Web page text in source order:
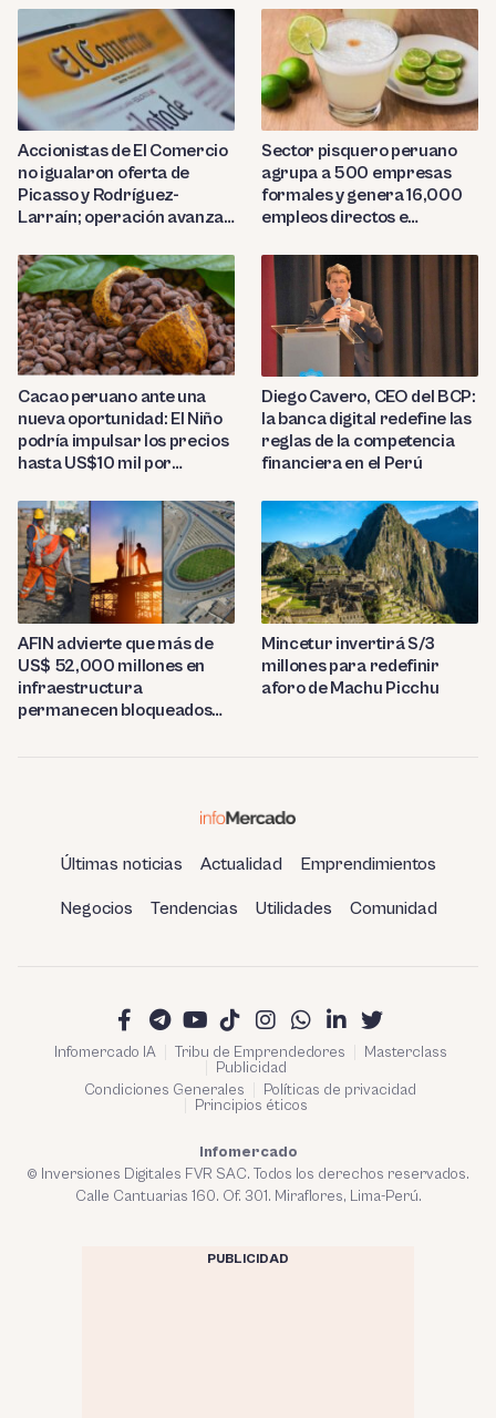
Accionistas de El Comercio
no igualaron oferta de
Picasso y Rodríguez-
Larraín; operación avanza
Sector pisquero peruano
agrupa a 500 empresas
formales y genera 16,000
empleos directos e
Cacao peruano ante una
nueva oportunidad: El Niño
podría impulsar los precios
hasta US$10 mil por
Diego Cavero, CEO del BCP:
la banca digital redefine las
reglas de la competencia
financiera en el Perú
AFIN advierte que más de
US$ 52,000 millones en
infraestructura
permanecen bloqueados
Mincetur invertirá S/3
millones para redefinir
aforo de Machu Picchu
Últimas noticias Actualidad Emprendimientos
Negocios Tendencias Utilidades Comunidad
Infomercado IA Tribu de Emprendedores
Masterclass
Publicidad
Condiciones Generales
Políticas de privacidad
Principios éticos
Infomercado
© Inversiones Digitales FVR SAC. Todos los derechos reservados.
Calle Cantuarias 160. Of. 301. Miraflores, Lima-Perú.
PUBLICIDAD